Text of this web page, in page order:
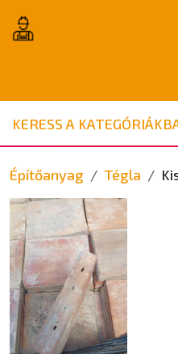
KERESS A
ÉPÍTŐANYAG
NYÍLÁSZÁRÓ
FAANYAG
BELSŐÉPÍTÉSZETI
SZERSZÁM, ALKATRÉSZ
KERTI ÉPÍTŐANYAG
Építőanyag Tégla